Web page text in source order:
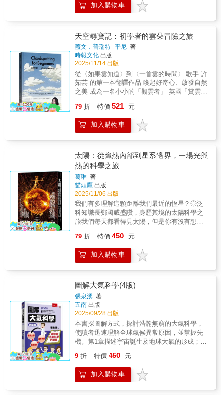
質的山峰，而非地面上的洞穴。」◎Top 2「多
年來，科學告訴我們：黑洞實際上是整個宇宙
觀測才證實了銀河系中心唯一可能存在的，就
是一個超大質量黑洞。」★精選金句★◎黑洞
根本就不擅長隱藏自己，會讓自己周圍的物質
像聖誕樹般發出光芒。◎「每個星系中央都有
一個超大質量黑洞。」這是人類已確立的常
識。◎科學理論從不是憑空冒出的真理，而是
經年累月形成的結果。◎對於黑洞最大的誤
解：黑洞並不「黑」，是整個宇宙中最明亮的
天體。是熾熱明亮的物質高山，不可能看不
上更大。
題，其實正是這段五億年物質循環史的延續與
卻在短短數十年間迅速消耗這套脆弱的平衡。
藤井教授以清晰而不危言聳聽的方式提醒我
們：土壤不是單純的農業議題，而是整個生態
與文明系統的基礎。不了解土壤，就無從討論
永續。對熱愛自然的人而言，本書帶來一種難
得的視野轉向。我們習慣仰望森林枝葉、欣賞
花木之美，感歎造物之奇，卻忽略了真正承載
生命記憶與能量的，往往是腳下那薄薄一公尺
的褐色層。理解了這一層，我們看自然的方式
更是人類探尋未知的脆弱與偉大。
在的意義，她用幽默又深刻的方式告訴我們：
物的本質就會顯現。 ★日本人氣天文學家的
宇宙思考術★在風趣又易懂的筆鋒下，帶領我
們超越日常框架，從不同視角看見萬物本質。
你不需要成為專家，也能用宇宙的尺度看待自
己，當視野放大到星辰與銀河，生命中的困惑
與煩惱，都將轉化為成長與自由的契機。
當你仰望星空，你看到的不只是光年之外的星
體，而是存在於時間長河中的自己。宇宙不評
斷、不給答案——它只是存在。而我們，能選
不只是一本談天文的書，更是一場打開思維邊
界的旅程。它教你如何換個角度看待問題、理
解情緒、突破框架，在變化與不確定的世界
裡，在浩瀚星河中找到屬於自己的節奏與價
值。 ★看見本質：突破經驗與偏見的限
制，看清事物與自身的真實樣貌。 ★了解
自我：認知你是繼承了無數恆星生命歷程的
「繁星之子」，體內蘊藏著磅礴的能量與無限
潛力。 ★創造未來：在宇宙的無窮可能性中，
選擇成為你理想中的自己，擺脫社會框架與群
體壓力的束縛。 當你學會用「宇宙的尺
度」看待人生，你會發現：原來一切困惑都如
光。宇宙無限寬廣，擁有近乎無限的可能性。
你在人生中的任何選擇，將會創造屬於你自己
的無限可能。 天文物理學者BossB，是一
雜的天文知識變得生動親切，也因此受到廣大
粉絲喜愛。 這本書延續了她一貫的風格，
用平易近人的語言帶你理解宇宙。每一篇都從
一個具體的宇宙物理原理出發，並延伸出一段
引人深思的「宇宙思考」，從科學現象中推導
出貼近人生本質的洞見。 這不只是一本天
文物理科普書，更是一部引導你自然掌握「科
學式思考」的全新教養讀物，讓你在理解宇宙
的過程中，也重新理解自己。Zen大｜「敦南新
理人黃貞祥｜清華大學生命科學系副教授／
GENE思書齋齋主曾耀寰｜中央研究院天文及
天文物理研究所研究技師閃耀推薦（以首字筆
加入購物車
天空尋寶記：初學者的雲朵冒險之旅
蓋文．普瑞特─平尼 著
時報文化 出版
2025/11/14 出版
從〈如果雲知道〉到〈一首雲的時間〉 歌手 許
茹芸 的第一本翻譯作品 喚起好奇心、啟發自然
之美 成為一名小小的「觀雲者」 英國「賞雲協
林威」童書繪本大獎插畫家 威廉．葛里爾
&mdash;&mdash;&mdash;&mdash;共同獻上
&mdash;&mdash;&mdash;&mdash; 兼具藝術
上， 仰望天空，看著雲朵一朵朵變化
&mdash;&mdash; 從形到影，從近到遠。 那份
飄浮不定的自由， 彷彿呼應著內在的心與靈
魂。 願每個讀完的你， 都能隨著心的流動與能
量， 像雲一般&mdash;&mdash;在變化中飄
浮，在流動中安靜。」
許茹芸 ◎ 你可曾親眼見過一朵雲的誕生？ 雲
朵有著千變萬化的形態與大小，從貼近地面的
層雲，到高掛天際的卷雲，還有滾雲、旗狀
揭示各種主要雲型的知識、祕密與故事，以及
它們如何影響周遭的天氣、拉出天空的輪廓、
與陽光共舞。 我們將學習雲朵優雅的拉丁學
們與陽光的互動方式&mdash;&mdash;甚至延
伸到其他星球上的奇異雲層，有時那裡的雲竟
然是由酸所構成的？又或是木星上的雲是帶有
氨冰晶？而土星的北極雲層竟聚集成一個神祕
的六邊形？ 《天空尋寶記：初學者的雲朵冒險
之旅》（Cloudspotting for Beginners）將啟發
你好奇的心靈，帶來一輩子對氣象知識的驚奇
探索雲的奧祕與壯麗之美。 《天空尋寶記：初
學者的雲朵冒險之旅》不只是一本詩意的雲與
天空繪本，也是一本滿足讀者初探氣象知識的
79 折 特價 521 元
加入購物車
太陽：從熾熱內部到星系邊界，一場光與
熱的科學之旅
葛琳 著
貓頭鷹 出版
2025/11/06 出版
我們有多理解這顆距離我們最近的恆星？◎泛
科知識長鄭國威盛讚，身歷其境的太陽科學之
旅我們每天都看得見太陽，但是你有沒有想過
如此溫暖（或燥熱）？太陽是一顆火球嗎？在
很多古代傳說裡，太陽都代表著火與力量，是
一顆「單純的大火球」。但這顆火球有多大？
才知道太陽以核融合放出光，核心更有一千五
百萬度。要能以核融合的方式產出這麼多能
量，太陽本身又大又重：不僅容納得下130萬個
地球，還占據了太陽系99%以上的質量！太陽
風與極光太陽對地球的影響不只在於它放出的
光和熱。太陽風可不是太陽底下溫和的暖風，
是這顆瞬息萬變的核融合大球表面投射出來的
帶電粒子流，讓整個太陽系都受到電磁波轟
炸。還好，地球也有磁場，可以幫我們擋下大
證。偶爾吹出的太陽風也形成了這個星系的
「太空天氣」，如果我們有一天要離開地球，
就得先摸清這顆陰晴不定的太陽。穿越十七萬
79 折 特價 450 元
加入購物車
圖解大氣科學(4版)
張泉湧 著
五南 出版
2025/09/28 出版
本書採圖解方式，探討浩瀚無窮的大氣科學，
使讀者迅速理解全球氣候異常原因，並掌握先
機。第1章描述宇宙誕生及地球大氣的形成；第
象，如熱帶風暴、龍捲風及聖嬰現象等。第6章
介紹大氣觀測系統與氣象要素之觀測。第7章簡
述如何分析與預報天氣，包括數值天氣預報，
9 折 特價 450 元
加入購物車